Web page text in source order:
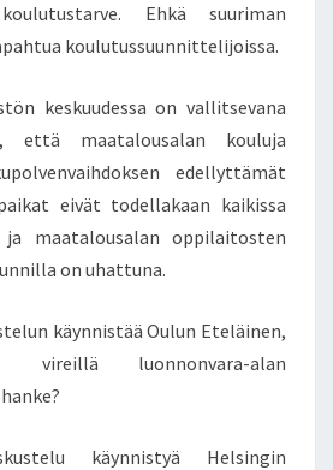
U
P
K
U
I
N
A
Ehkä suuriman
koulutussuunnittelijoissa.
keskuudessa on vallitsevana
että maatalousalan kouluja
edellyttämät
eivät todellakaan kaikissa
maatalousalan oppilaitosten
on uhattuna.
käynnistää Oulun Eteläinen,
luonnonvara-alan
käynnistyä Helsingin